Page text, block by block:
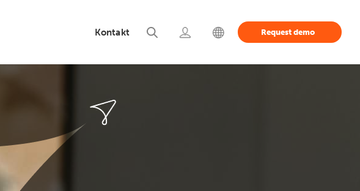
Kontakt Request demo